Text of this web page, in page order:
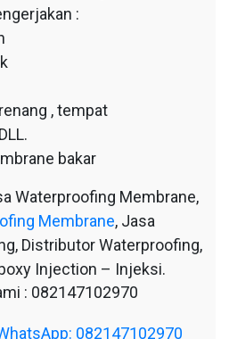
:
, tempat
bakar
Waterproofing Membrane,
Membrane, Jasa
Distributor Waterproofing,
Injection – Injeksi.
: 082147102970
082147102970